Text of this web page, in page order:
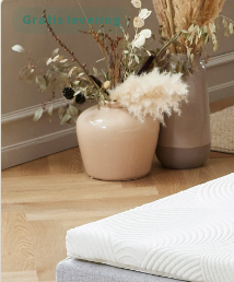
Gratis levering